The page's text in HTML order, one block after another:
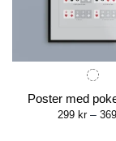
Poster med
299 kr – 369